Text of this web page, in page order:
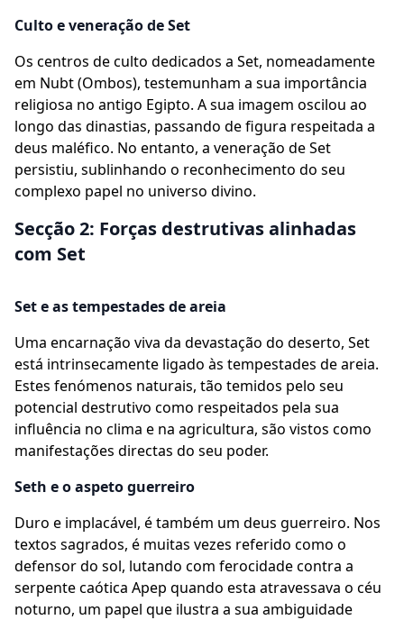
Culto e veneração de Set
Os centros de culto dedicados a Set, nomeadamente
em Nubt (Ombos), testemunham a sua importância
religiosa no antigo Egipto. A sua imagem oscilou ao
longo das dinastias, passando de figura respeitada a
deus maléfico. No entanto, a veneração de Set
persistiu, sublinhando o reconhecimento do seu
complexo papel no universo divino.
Secção 2: Forças destrutivas alinhadas
com Set
Set e as tempestades de areia
Uma encarnação viva da devastação do deserto, Set
está intrinsecamente ligado às tempestades de areia.
Estes fenómenos naturais, tão temidos pelo seu
potencial destrutivo como respeitados pela sua
influência no clima e na agricultura, são vistos como
manifestações directas do seu poder.
Seth e o aspeto guerreiro
Duro e implacável, é também um deus guerreiro. Nos
textos sagrados, é muitas vezes referido como o
defensor do sol, lutando com ferocidade contra a
serpente caótica Apep quando esta atravessava o céu
noturno, um papel que ilustra a sua ambiguidade